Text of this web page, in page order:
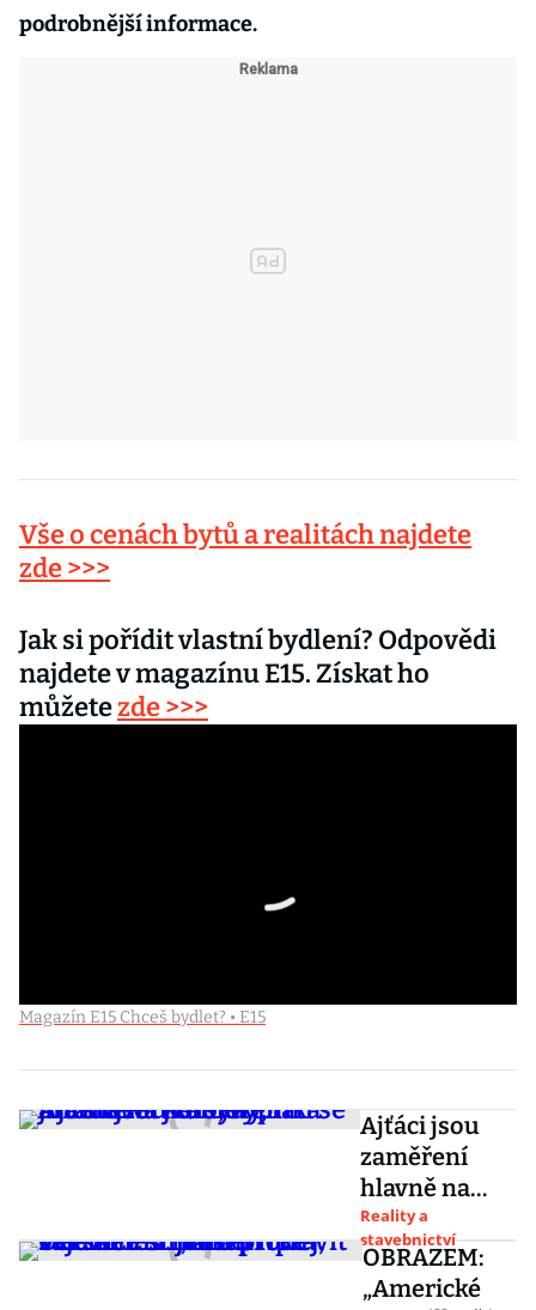
podrobnější informace.
Vše o cenách bytů a realitách najdete
zde >>>
Jak si pořídit vlastní bydlení? Odpovědi
najdete v magazínu E15. Získat ho
můžetezde >>>
Magazín E15 Chceš bydlet? • E15
Ajťáci jsou
zaměření
hlavně na
jídlo, vyplatí
se jim stavět
kantýny, říká
Reality a
stavebnictví
OBRAZEM:
„Americké